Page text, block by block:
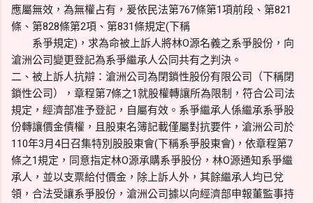
應屬無效，為無權占有，爰依民法第767條第1項前段、第821
條、第828條第2項、第831條規定(下稱
系爭規定)，求為命被上訴人將林O源名義之系爭股份，向
滄洲公司變更登記為系爭繼承人公同共有之判決。
二、被上訴人抗辯：滄洲公司為閉鎖性股份有限公司（下稱閉
鎖性公司），章程第7條之1就股權轉讓所為限制，符合公司法
規定，經濟部准予登記，自屬有效。系爭繼承人係繼承系爭股
份轉讓價金債權，且股東名簿記載僅屬對抗要件，滄洲公司於
110年3月4日召集特別股股東會(下稱系爭股東會)，依章程第7
條之1規定，同意指定林O源承購系爭股份，林O源通知系爭繼
承人，並以支票給付價金，除上訴人外，其餘繼承人均已兌
領，合法受讓系爭股份，滄洲公司據以向經濟部申報董監事持